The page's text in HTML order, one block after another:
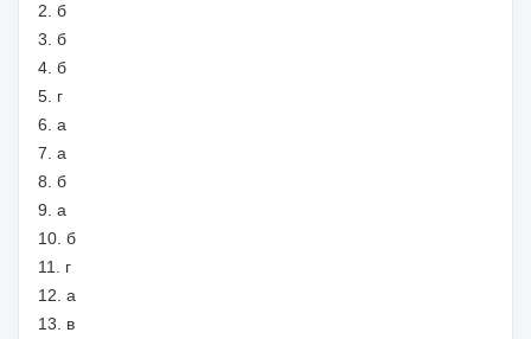
2. б
3. б
4. б
5. г
6. а
7. а
8. б
9. а
10. б
11. г
12. а
13. в